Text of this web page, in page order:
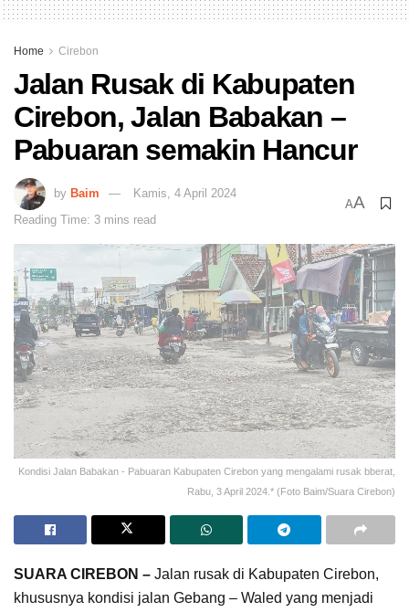
Home Cirebon
Jalan Rusak di Kabupaten
Cirebon, Jalan Babakan –
Pabuaran semakin Hancur
by Baim
Kamis, 4 April 2024
Reading Time: 3 mins read
AA
Kondisi Jalan Babakan - Pabuaran Kabupaten Cirebon yang mengalami rusak bberat,
Rabu, 3 April 2024.* (Foto Baim/Suara Cirebon)
SUARA CIREBON – Jalan rusak di Kabupaten Cirebon,
khususnya kondisi jalan Gebang – Waled yang menjadi